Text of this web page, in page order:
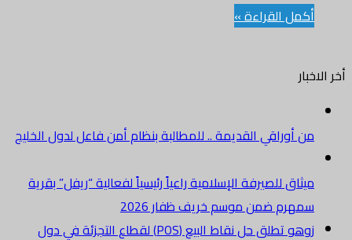
أكمل القراءة »
أخر الاخبار
من أوراقي القديمة .. للمطالبة بنظام أمن فاعل لدول الخليج
ميثاق للصيرفة الإسلامية راعياً رئيسياً لفعالية “ريفل” بقرية
سمهرم ضمن موسم خريف ظفار 2026
زوهو تطلق حل نقاط البيع (POS) لقطاع التجزئة في دول